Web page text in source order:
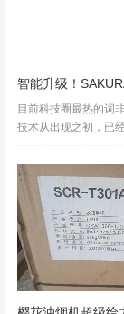
目前科技圈最热的词
技术从出现之初，已
网络普及，网速也从
4G时代的100Mbps，
新着人们的生活，而